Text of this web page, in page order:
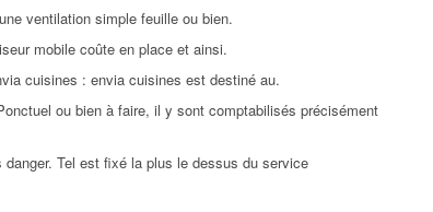
ventilation simple feuille ou bien.
mobile coûte en place et ainsi.
cuisines : envia cuisines est destiné au.
ou bien à faire, il y sont comptabilisés précisément
Tel est fixé la plus le dessus du service